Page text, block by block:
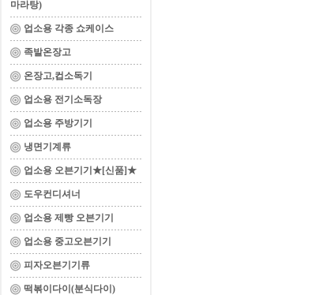
마라탕)
업소용 각종 쇼케이스
족발온장고
온장고,컵소독기
업소용 전기소독장
업소용 주방기기
냉면기계류
업소용 오븐기기★[신품]★
도우컨디셔너
업소용 제빵 오븐기기
업소용 중고오븐기기
피자오븐기기류
떡볶이다이(분식다이)